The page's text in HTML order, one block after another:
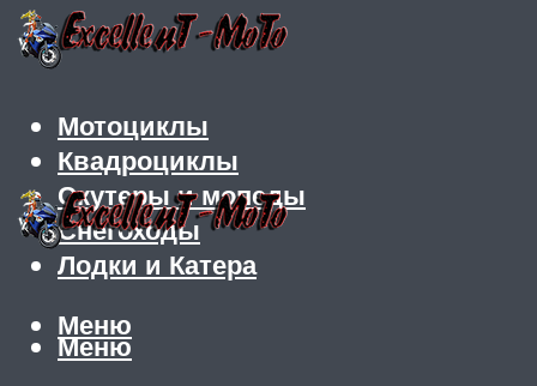
Мотоциклы
Квадроциклы
Скутеры и мопеды
Снегоходы
Лодки и Катера
Меню
Меню